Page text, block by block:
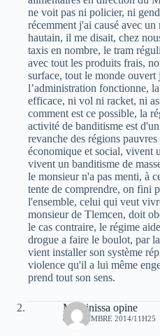
ne voit pas ni policier, ni
récemment j'ai causé avec
hautain, il me disait, chez
taxis en nombre, le tram
avec tout les produits frais,
surface, tout le monde ouvert
l’administration fonctionne,
efficace, ni vol ni racket, ni
comment est ce possible, la
activité de banditisme est
revanche des régions
économique et social, vivent
vivent un banditisme de
le monsieur n'a pas menti, à
tente de comprendre, on fini
l'ensemble, celui qui veut
monsieur de Tlemcen, doit
le cas contraire, le régime
drogue a faire le boulot, par
vient installer son système
violence qu'il a lui même
prend tout son sens.
Massinissa opine
8 NOVEMBRE 2014/11H25